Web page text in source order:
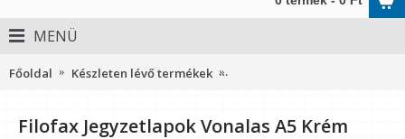
MENÜ
Főoldal Készleten lévő termékek
Filofax Jegyzetlapok Vonalas A5 Krém